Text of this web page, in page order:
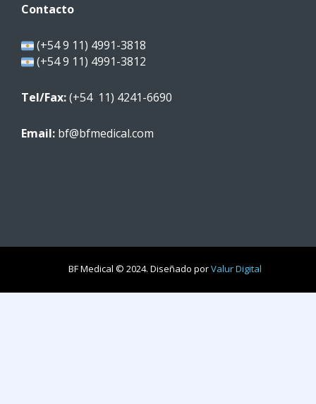
Contacto
(+54 9 11) 4991-3818
(+54 9 11) 4991-3812
Tel/Fax:(+54 11) 4241-6690
Email: bf@bfmedical.com
BF Medical © 2024. Diseñado porValur Digital